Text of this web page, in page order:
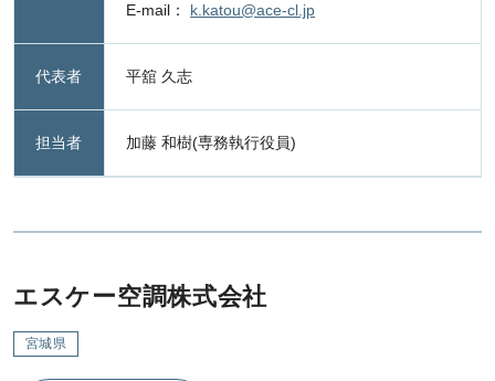
E-mail： k.katou@ace-cl.jp
代表者 平舘 久志
担当者 加藤 和樹(専務執行役員)
エスケー空調株式会社
宮城県